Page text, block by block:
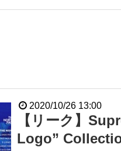
2020/10/26 13:00
【リーク】
Logo”